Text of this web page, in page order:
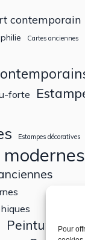
Pour
contemporain
Cartes anciennes
forte
Estampes décoratives
Peintures